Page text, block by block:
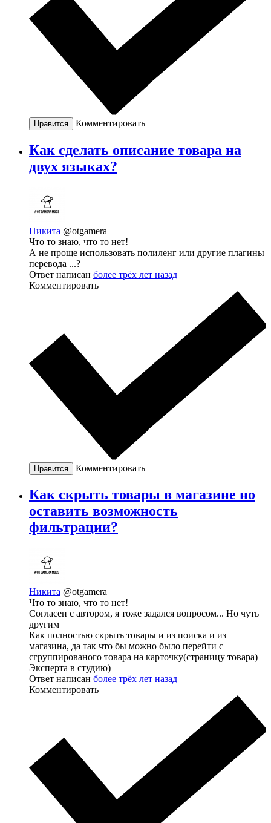
Нравится Комментировать
Как сделать описание товара на
двух языках?
Никита @otgamera
Что то знаю, что то нет!
А не проще использовать полиленг или другие плагины
перевода ...?
Ответ написан более трёх лет назад
Комментировать
Нравится Комментировать
Как скрыть товары в магазине но
оставить возможность
фильтрации?
Никита @otgamera
Что то знаю, что то нет!
Согласен с автором, я тоже задался вопросом... Но чуть
другим
Как полностью скрыть товары и из поиска и из
магазина, да так что бы можно было перейти с
сгруппированого товара на карточку(страницу товара)
Эксперта в студию)
Ответ написан более трёх лет назад
Комментировать